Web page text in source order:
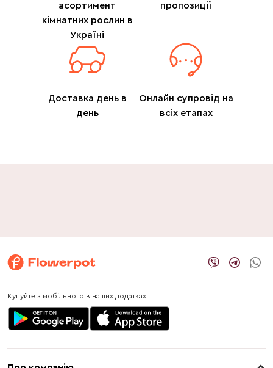
асортимент
кімнатних рослин в
Україні
пропозиції
Доставка день в
день
Онлайн супровід на
всіх етапах
Купуйте з мобільного в наших додатках